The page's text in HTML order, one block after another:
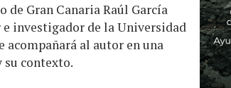
de Gran Canaria Raúl García
investigador de la Universidad
acompañará al autor en una
su contexto.